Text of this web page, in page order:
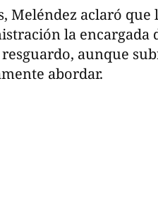
Meléndez aclaró que
la encargada
aunque
abordar.